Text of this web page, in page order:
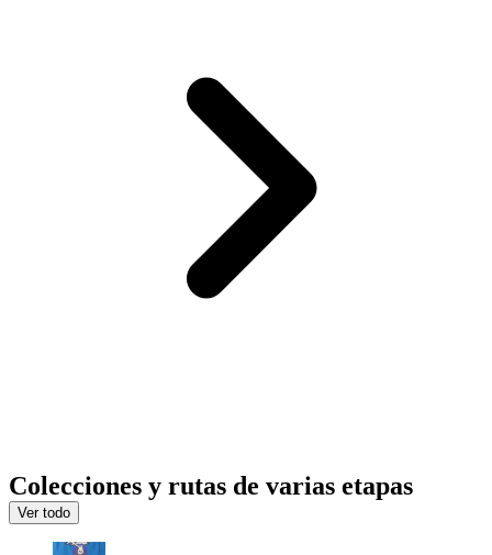
Colecciones y rutas de varias etapas
Ver todo